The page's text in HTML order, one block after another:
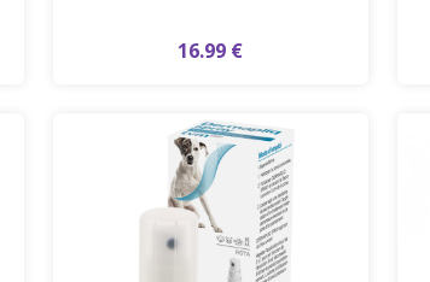
16.99 €